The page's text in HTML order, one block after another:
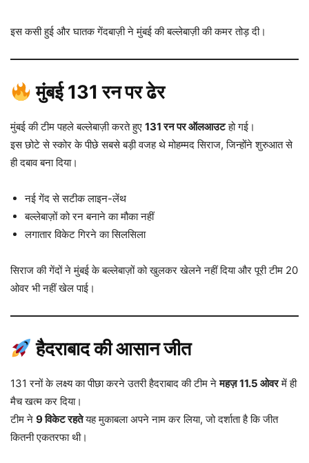
इस कसी हुई और घातक गेंदबाज़ी ने मुंबई की बल्लेबाज़ी की कमर तोड़ दी।
मुंबई 131 रन पर ढेर
मुंबई की टीम पहले बल्लेबाज़ी करते हुए 131 रन पर ऑलआउटहो गई।
इस छोटे से स्कोर के पीछे सबसे बड़ी वजह थे मोहम्मद सिराज, जिन्होंने शुरुआत से
ही दबाव बना दिया।
नई गेंद से सटीक लाइन-लेंथ
बल्लेबाज़ों को रन बनाने का मौका नहीं
लगातार विकेट गिरने का सिलसिला
सिराज की गेंदों ने मुंबई के बल्लेबाज़ों को खुलकर खेलने नहीं दिया और पूरी टीम 20
ओवर भी नहीं खेल पाई।
हैदराबाद की आसान जीत
131 रनों के लक्ष्य का पीछा करने उतरी हैदराबाद की टीम नेमहज़ 11.5 ओवरमें ही
मैच खत्म कर दिया।
टीम ने 9 विकेट रहतेयह मुकाबला अपने नाम कर लिया, जो दर्शाता है कि जीत
कितनी एकतरफा थी।